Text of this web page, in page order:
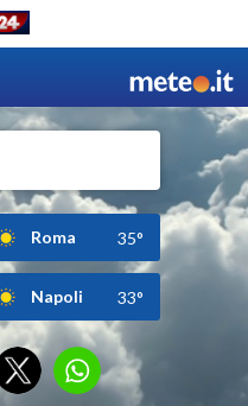
Roma 35°
Napoli 33°